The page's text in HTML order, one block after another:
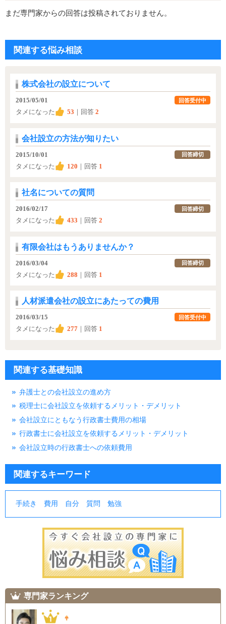
まだ専門家からの回答は投稿されておりません。
関連する悩み相談
株式会社の設立について
2015/05/01
タメになった
53 ｜回答 2
回答受付中
会社設立の方法が知りたい
2015/10/01
タメになった
120 ｜回答 1
回答締切
社名についての質問
2016/02/17
タメになった
433 ｜回答 2
回答締切
有限会社はもうありませんか？
2016/03/04
タメになった
288 ｜回答 1
回答締切
人材派遣会社の設立にあたっての費用
2016/03/15
タメになった
277 ｜回答 1
回答受付中
関連する基礎知識
弁護士との会社設立の進め方
税理士に会社設立を依頼するメリット・デメリット
会社設立にともなう行政書士費用の相場
行政書士に会社設立を依頼するメリット・デメリット
会社設立時の行政書士への依頼費用
関連するキーワード
手続き 費用 自分 質問 勉強
専門家ランキング